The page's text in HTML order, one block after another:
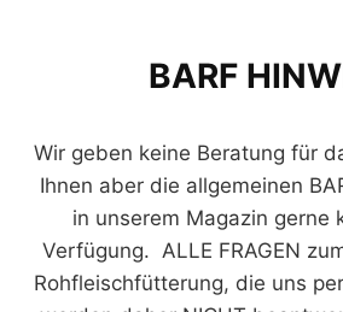
BARF
Wir geben keine Beratung für
Ihnen aber die allgemeinen
in unserem Magazin gerne
Verfügung. ALLE FRAGEN
Rohfleischfütterung, die uns